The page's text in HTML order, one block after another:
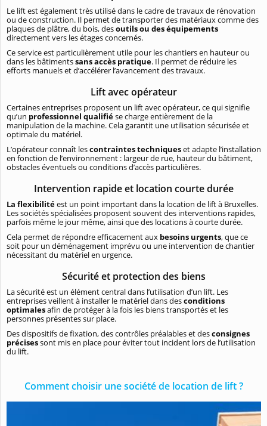
Le lift est également très utilisé dans le cadre de travaux de rénovation
ou de construction. Il permet de transporter des matériaux comme des
plaques de plâtre, du bois, desoutils ou des équipements
directement vers les étages concernés.
Ce service est particulièrement utile pour les chantiers en hauteur ou
dans les bâtimentssans accès pratique. Il permet de réduire les
efforts manuels et d’accélérer l’avancement des travaux.
Lift avec opérateur
Certaines entreprises proposent un lift avec opérateur, ce qui signifie
qu’un professionnel qualifiése charge entièrement de la
manipulation de la machine. Cela garantit une utilisation sécurisée et
optimale du matériel.
L’opérateur connaît lescontraintes techniqueset adapte l’installation
en fonction de l’environnement : largeur de rue, hauteur du bâtiment,
obstacles éventuels ou conditions d’accès particulières.
Intervention rapide et location courte durée
La flexibilitéest un point important dans la location de lift à Bruxelles.
Les sociétés spécialisées proposent souvent des interventions rapides,
parfois même le jour même, ainsi que des locations à courte durée.
Cela permet de répondre efficacement aux besoins urgents, que ce
soit pour un déménagement imprévu ou une intervention de chantier
nécessitant du matériel en urgence.
Sécurité et protection des biens
La sécurité est un élément central dans l’utilisation d’un lift. Les
entreprises veillent à installer le matériel dans desconditions
optimalesafin de protéger à la fois les biens transportés et les
personnes présentes sur place.
Des dispositifs de fixation, des contrôles préalables et desconsignes
précisessont mis en place pour éviter tout incident lors de l’utilisation
du lift.
Comment choisir une société de location de lift ?